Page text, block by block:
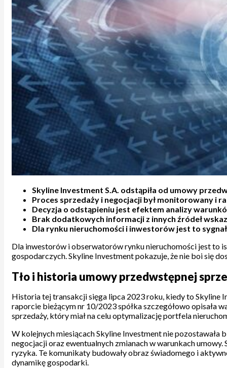
Skyline Investment S.A. odstąpiła od umowy
Proces sprzedaży i negocjacji był monitorowany i
Decyzja o odstąpieniu jest efektem analizy
Brak dodatkowych informacji z innych źródeł
Dla rynku nieruchomości i inwestorów jest to
Dla inwestorów i obserwatorów rynku nieruchomości jest to
gospodarczych. Skyline Investment pokazuje, że nie boi się
Tło i historia umowy przedwstępnej
Historia tej transakcji sięga lipca 2023 roku, kiedy to Skyline
raporcie bieżącym nr 10/2023 spółka szczegółowo opisała
sprzedaży, który miał na celu optymalizację portfela
W kolejnych miesiącach Skyline Investment nie
negocjacji oraz ewentualnych zmianach w warunkach
ryzyka. Te komunikaty budowały obraz świadomego i
dynamikę gospodarki.